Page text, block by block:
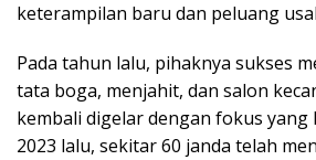
keterampilan baru dan peluang
Pada tahun lalu, pihaknya sukses
tata boga, menjahit, dan salon
kembali digelar dengan fokus yang
2023 lalu, sekitar 60 janda telah